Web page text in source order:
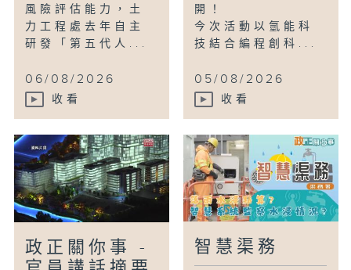
風險評估能力，土
力工程處去年自主
研發「第五代人...
06/08/2026
收看
開！
今次活動以氫能科
技結合編程創科...
05/08/2026
收看
政正關你事 -
智慧渠務